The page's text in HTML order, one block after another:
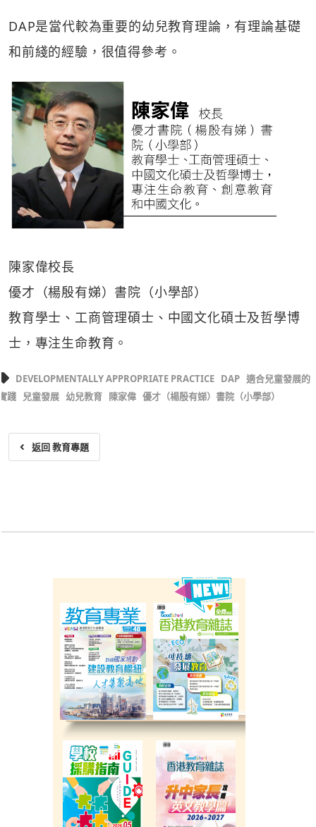
DAP是當代較為重要的幼兒教育理論，有理論基礎
和前綫的經驗，很值得參考。
陳家偉校長
優才（楊殷有娣）書院（小學部）
教育學士、工商管理碩士、中國文化碩士及哲學博
士，專注生命教育。
DEVELOPMENTALLY APPROPRIATE PRACTICE DAP 適合兒童發展的
踐
兒童發展 幼兒教育 陳家偉 優才（楊殷有娣）書院（小學部）
返回 教育專題